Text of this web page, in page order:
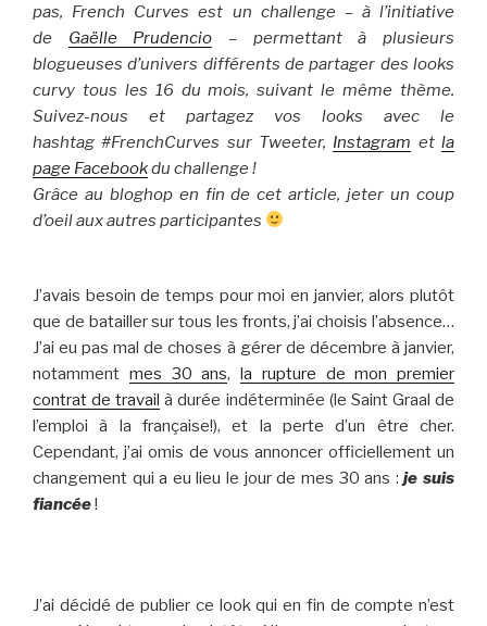
pas, French Curves est un challenge – à l’initiative
de Gaëlle Prudencio – permettant à plusieurs
blogueuses d’univers différents de partager des looks
curvy tous les 16 du mois, suivant le même thème.
Suivez-nous et partagez vos looks avec le
hashtag #FrenchCurves sur Tweeter, Instagram etla
page Facebookdu challenge !
Grâce au bloghop en fin de cet article, jeter un coup
d’oeil aux autres participantes
J’avais besoin de temps pour moi en janvier, alors plutôt
que de batailler sur tous les fronts, j’ai choisis l’absence…
J’ai eu pas mal de choses à gérer de décembre à janvier,
notamment mes 30 ans, la rupture de mon premier
contrat de travail à durée indéterminée (le Saint Graal de
l’emploi à la française!), et la perte d’un être cher.
Cependant, j’ai omis de vous annoncer officiellement un
changement qui a eu lieu le jour de mes 30 ans :je suis
fiancée!
J’ai décidé de publier ce look qui en fin de compte n’est